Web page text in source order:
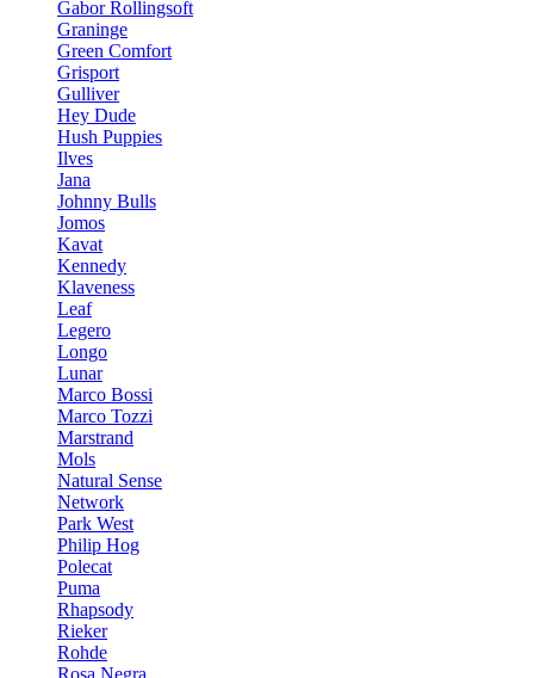
Gabor Rollingsoft
Graninge
Green Comfort
Grisport
Gulliver
Hey Dude
Hush Puppies
Ilves
Jana
Johnny Bulls
Jomos
Kavat
Kennedy
Klaveness
Leaf
Legero
Longo
Lunar
Marco Bossi
Marco Tozzi
Marstrand
Mols
Natural Sense
Network
Park West
Philip Hog
Polecat
Puma
Rhapsody
Rieker
Rohde
Rosa Negra